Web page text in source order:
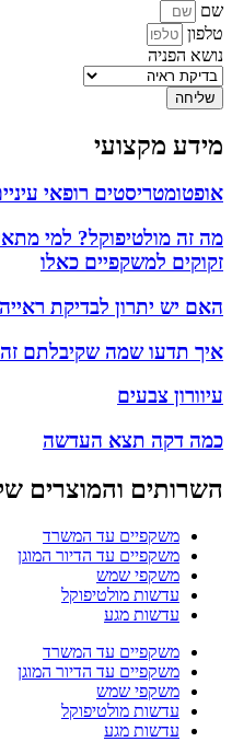
שם
טלפון
נושא הפניה
שליחה
מידע מקצועי
אופטומטריסטים רופאי
מה זה מולטיפוקל? למי
זקוקים למשקפיים כאלו
האם יש יתרון לבדיקת
איך תדעו שמה שקיבלתם
עיוורון צבעים
כמה דקה תצא העדשה
השרותים והמוצרים
משקפיים עד המשרד
משקפיים עד הדיור המוגן
משקפי שמש
עדשות מולטיפוקל
עדשות מגע
משקפיים עד המשרד
משקפיים עד הדיור המוגן
משקפי שמש
עדשות מולטיפוקל
עדשות מגע